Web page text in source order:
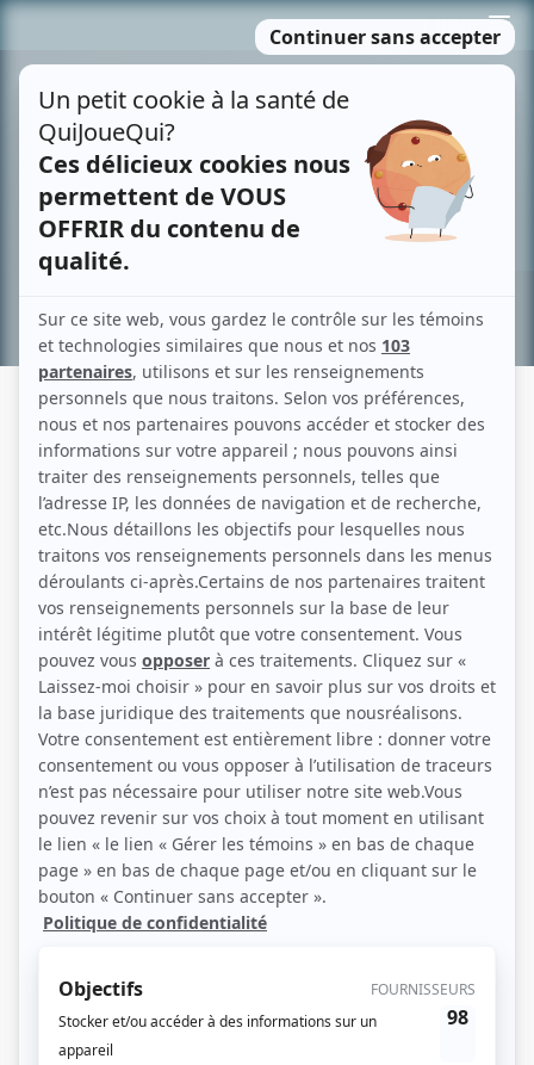
MENU
contenu
Recherche avancée »
PLAN B
Fiche détaillée Liste des épisodes
Magalie Lépine-Blondeau et Louis Morissette (Photo: Séries+)
Description sommaire de l'histoire
cours des événements et changer sa destinée? Et si une deuxième chance
nous était offerte? Et si c’était possible grâce à Plan B… Le jour où Philippe perd
l’amour de sa vie, Evelyne, il découvre une invraisemblable compagnie du
nom de Plan B qui offre la possibilité de revenir dans le passé. Après un